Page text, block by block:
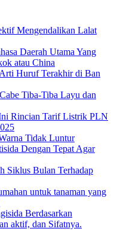
Mengendalikan Lalat
Daerah Utama Yang
atau China
Huruf Terakhir di Ban
Tiba-Tiba Layu dan
Rincian Tarif Listrik PLN
Tidak Luntur
Dengan Tepat Agar
Siklus Bulan Terhadap
untuk tanaman yang
Berdasarkan
aktif, dan Sifatnya.